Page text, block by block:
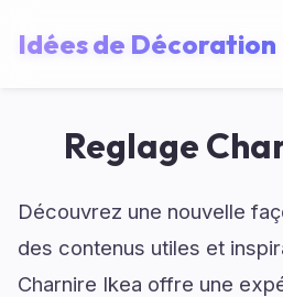
Idées de Décoration
Reglage
Découvrez une nouvelle
des contenus utiles et
Charnire Ikea offre une